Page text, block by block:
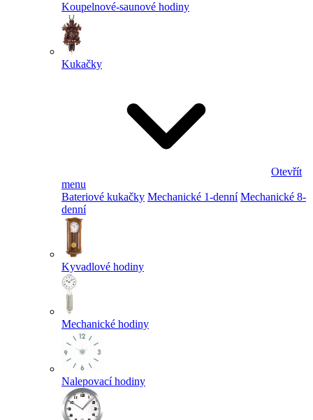
Koupelnové-saunové hodiny
Kukačky
Otevřít
menu
Bateriové kukačky Mechanické 1-denní Mechanické 8-
denní
Kyvadlové hodiny
Mechanické hodiny
Nalepovací hodiny